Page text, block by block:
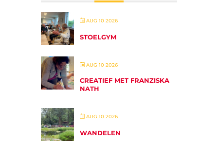
AUG 10 2026
STOELGYM
AUG 10 2026
CREATIEF MET FRANZISKA
NATH
AUG 10 2026
WANDELEN